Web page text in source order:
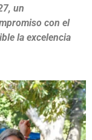
un
con el
la excelencia